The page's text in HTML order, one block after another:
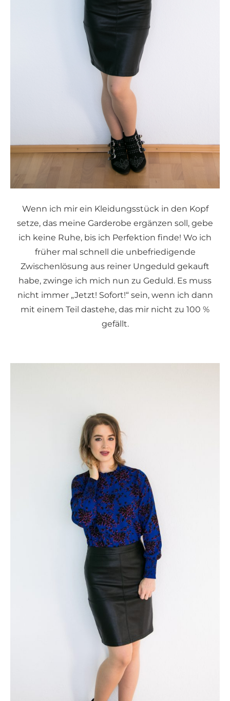
Wenn ich mir ein Kleidungsstück in den Kopf
setze, das meine Garderobe ergänzen soll, gebe
ich keine Ruhe, bis ich Perfektion finde! Wo ich
früher mal schnell die unbefriedigende
Zwischenlösung aus reiner Ungeduld gekauft
habe, zwinge ich mich nun zu Geduld. Es muss
nicht immer „Jetzt! Sofort!“ sein, wenn ich dann
mit einem Teil dastehe, das mir nicht zu 100 %
gefällt.